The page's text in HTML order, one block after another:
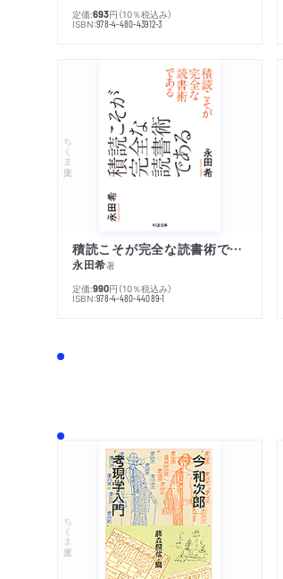
定価:693円 （10％税込み）
ISBN:978-4-480-43912-3
ちくま文庫
積読こそが完全な読書術である
永田希著
定価:990円 （10％税込み）
ISBN:978-4-480-44089-1
ちくま文庫